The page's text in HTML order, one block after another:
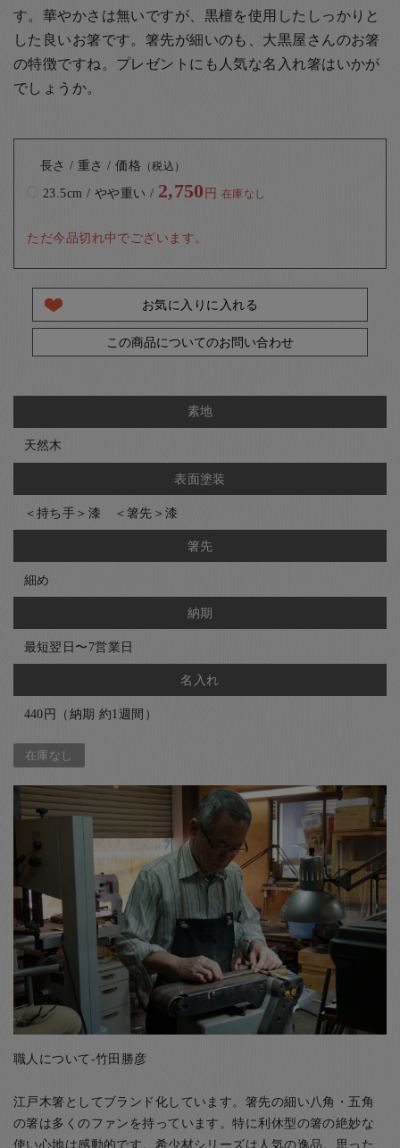
す。華やかさは無いですが、黒檀を使用したしっかりと
した良いお箸です。 箸先が細いのも、大黒屋さんのお箸
の特徴ですね。 プレゼントにも人気な名入れ箸はいかが
でしょうか。
長さ / 重さ / 価格 （税込）
23.5cm / やや重い / 2,750 円 在庫なし
ただ今品切れ中でございます。
お気に入りに入れる
この商品についてのお問い合わせ
素地
天然木
表面塗装
＜持ち手＞漆 ＜箸先＞漆
箸先
細め
納期
最短翌日〜7営業日
名入れ
440円（納期 約1週間）
在庫なし
職人について-竹田勝彦
江戸木箸としてブランド化しています。箸先の細い八角・五角
の箸は多くのファンを持っています。特に利休型の箸の絶妙な
使い心地は感動的です。希少材シリーズは人気の逸品。思った